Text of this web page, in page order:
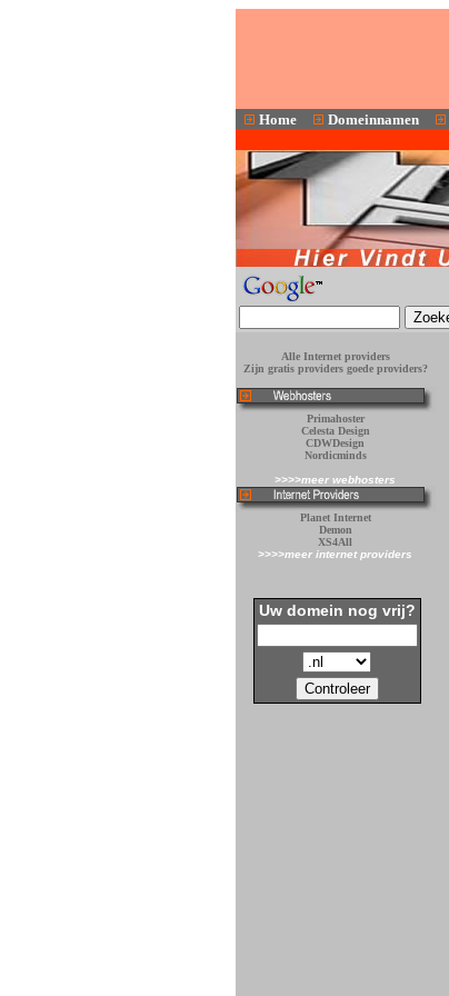
Home Domeinnamen
Alle Internet providers
Zijn gratis providers goede providers?
Primahoster
Celesta Design
CDWDesign
Nordicminds
>>>>meer webhosters
Planet Internet
Demon
XS4All
>>>>meer internet providers
Uw domein nog vrij?